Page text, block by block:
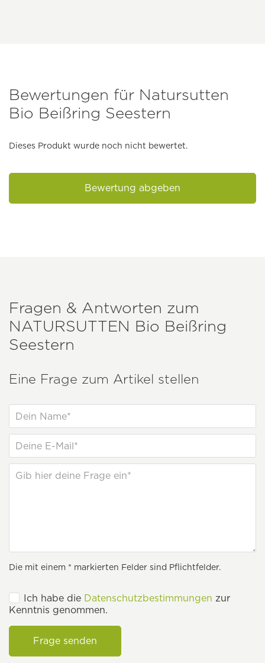
Bewertungen für Natursutten
Bio Beißring Seestern
Dieses Produkt wurde noch nicht bewertet.
Bewertung abgeben
Fragen & Antworten zum
NATURSUTTEN Bio Beißring
Seestern
Eine Frage zum Artikel stellen
Die mit einem * markierten Felder sind Pflichtfelder.
Ich habe die Datenschutzbestimmungen zur
Kenntnis genommen.
Frage senden